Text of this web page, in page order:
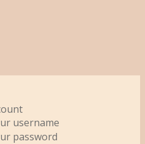
username
password